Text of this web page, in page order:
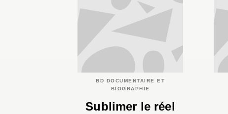
BD DOCUMENTAIRE ET
BIOGRAPHIE
Sublimer le réel